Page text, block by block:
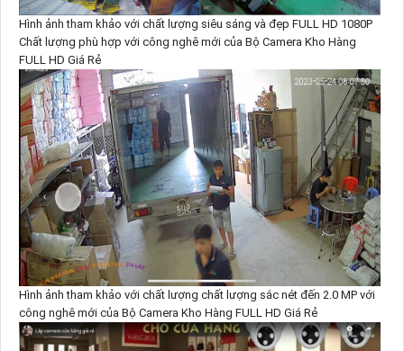
Hình ảnh tham khảo với chất lượng siêu sáng và đẹp FULL HD 1080P
Chất lượng phù hợp với công nghê mới của Bộ Camera Kho Hàng
FULL HD Giá Rẻ
Hình ảnh tham khảo với chất lượng chất lượng sắc nét đến 2.0 MP với
công nghê mới của Bộ Camera Kho Hàng FULL HD Giá Rẻ